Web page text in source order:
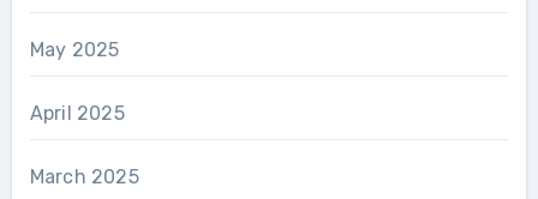
May 2025
April 2025
March 2025